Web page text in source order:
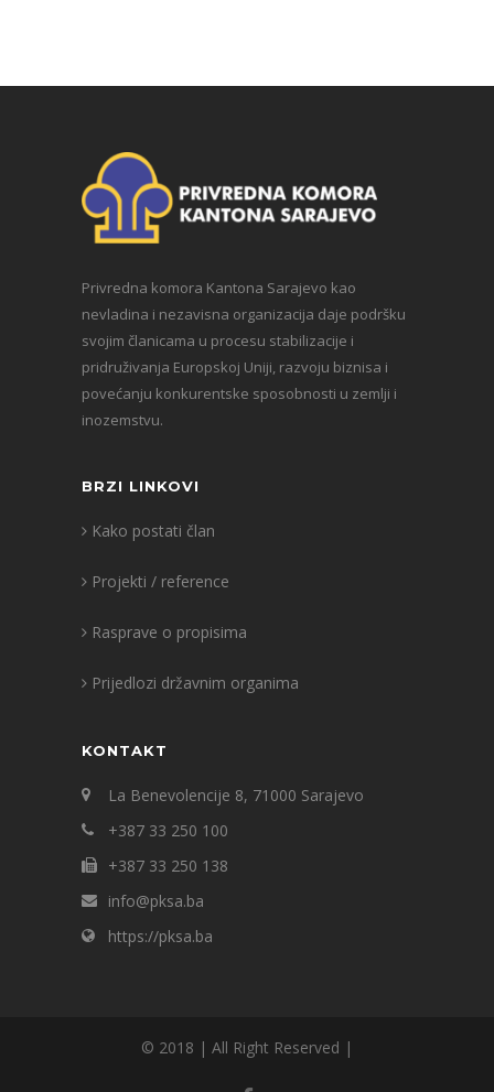
Privredna komora Kantona Sarajevo kao
nevladina i nezavisna organizacija daje podršku
svojim članicama u procesu stabilizacije i
pridruživanja Europskoj Uniji, razvoju biznisa i
povećanju konkurentske sposobnosti u zemlji i
inozemstvu.
BRZI LINKOVI
Kako postati član
Projekti / reference
Rasprave o propisima
Prijedlozi državnim organima
KONTAKT
La Benevolencije 8, 71000 Sarajevo
+387 33 250 100
+387 33 250 138
info@pksa.ba
https://pksa.ba
© 2018 | All Right Reserved |